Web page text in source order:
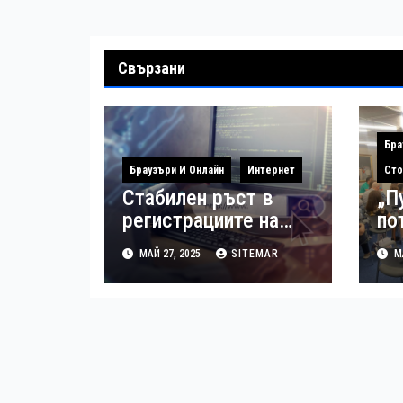
Свързани
Браузъри И Онлайн Интернет
Стабилен ръст в
регистрациите на
европейския домейн
.eu у нас
МАЙ 27, 2025 SITEMAR